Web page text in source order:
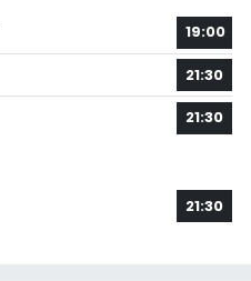
19:00
21:30
21:30
21:30